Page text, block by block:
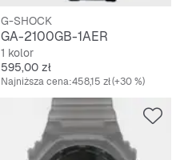
G-SHOCK
GA-2100GB-1AER
1 kolor
Cena
595,00 zł
Najniższa cena:458,15 zł(+30 %)